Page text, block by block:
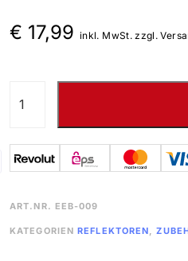
€ 17,99 inkl. MwSt. zzgl.
ART.NR. EEB-009
KATEGORIEN REFLEKTOREN,